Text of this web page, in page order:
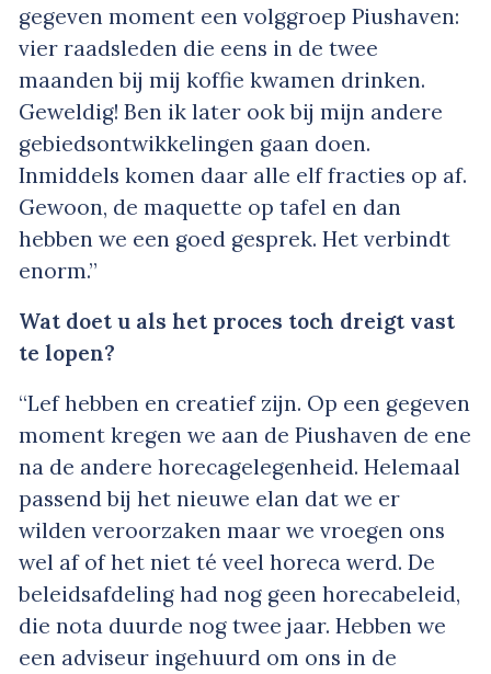
gegeven moment een volggroep Piushaven:
vier raadsleden die eens in de twee
maanden bij mij koffie kwamen drinken.
Geweldig! Ben ik later ook bij mijn andere
gebiedsontwikkelingen gaan doen.
Inmiddels komen daar alle elf fracties op af.
Gewoon, de maquette op tafel en dan
hebben we een goed gesprek. Het verbindt
enorm.”
Wat doet u als het proces toch dreigt vast
te lopen?
“Lef hebben en creatief zijn. Op een gegeven
moment kregen we aan de Piushaven de ene
na de andere horecagelegenheid. Helemaal
passend bij het nieuwe elan dat we er
wilden veroorzaken maar we vroegen ons
wel af of het niet té veel horeca werd. De
beleidsafdeling had nog geen horecabeleid,
die nota duurde nog twee jaar. Hebben we
een adviseur ingehuurd om ons in de